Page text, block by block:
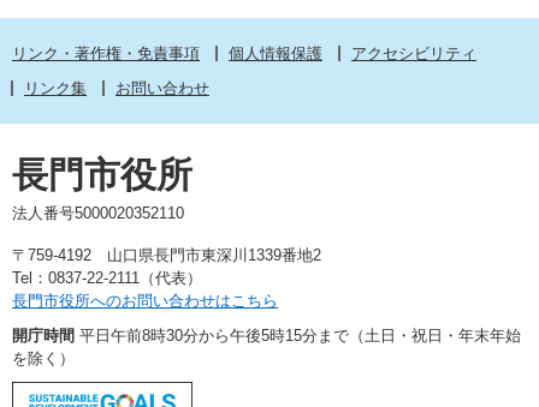
リンク・著作権・免責事項 個人情報保護
アクセシビリティ
リンク集
お問い合わせ
長門市役所
法人番号5000020352110
〒759-4192 山口県長門市東深川1339番地2
Tel：0837-22-2111（代表）
長門市役所へのお問い合わせはこちら
開庁時間 平日午前8時30分から午後5時15分まで（土日・祝日・年末年始
を除く）